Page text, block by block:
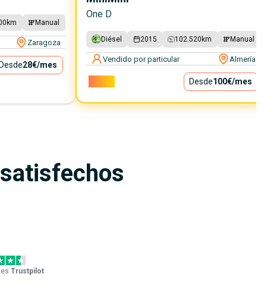
km Manual
Zaragoza
Desde28€/mes
One D
Diésel 2015 102.520 km Manual
Vendido por particular Almería
Desde100€/mes
Trustpilot